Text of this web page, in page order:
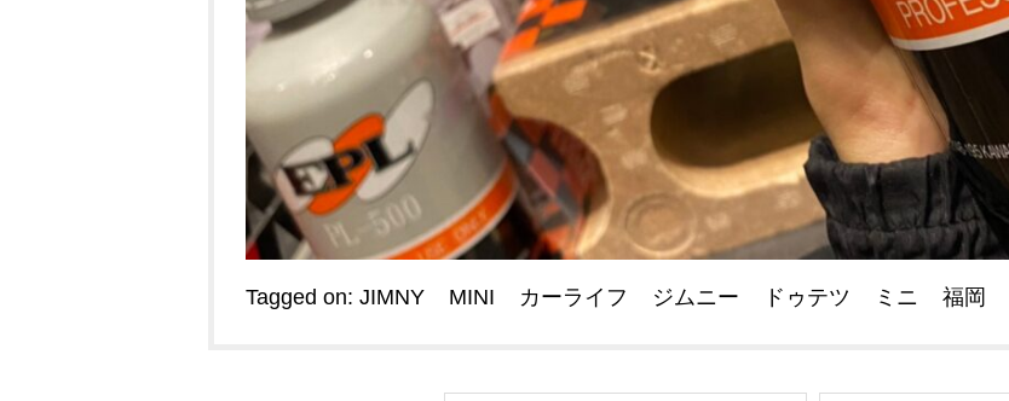
Tagged on:JIMNY MINI カーライフ ジムニー ドゥテツ ミニ 福岡